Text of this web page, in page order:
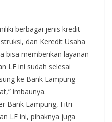
berbagai jenis kredit
dan Keredit Usaha
bisa memberikan layanan
LF ini sudah selesai
ke Bank Lampung
imbaunya.
Bank Lampung, Fitri
LF ini, pihaknya juga